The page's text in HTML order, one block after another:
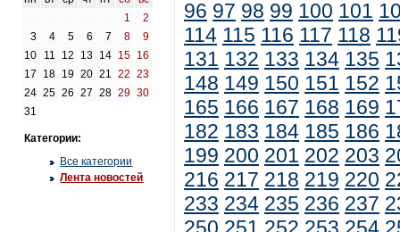
1
2
3
4 5 6 7 8
9
10
11 12 13 14 15 16
17
18 19 20 21 22
23
24 25 26 27 28 29 30
31
Категории:
Все категории
Лента новостей
96 97 98 99 100 101
114 115 116 117 118
131 132 133 134 135
148 149 150 151 152
165 166 167 168 169
182 183 184 185 186
199 200 201 202 203
216 217 218 219 220
233 234 235 236 237